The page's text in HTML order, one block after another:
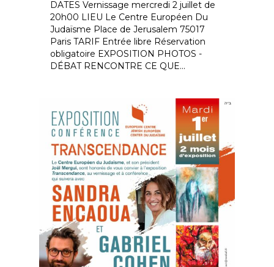
DATES Vernissage mercredi 2 juillet de
20h00 LIEU Le Centre Européen Du
Judaïsme Place de Jerusalem 75017
Paris TARIF Entrée libre Réservation
obligatoire EXPOSITION PHOTOS -
DÉBAT RENCONTRE CE QUE...